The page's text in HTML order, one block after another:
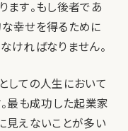
ます。もし後者であ
幸せを得るために
ければなりません。
しての人生において
最も成功した起業家
見えないことが多い